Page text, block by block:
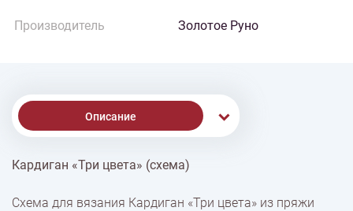
Производитель Золотое Руно
Описание
% Скидки
Кардиган «Три цвета» (схема)
Схема для вязания Кардиган «Три цвета» из пряжи